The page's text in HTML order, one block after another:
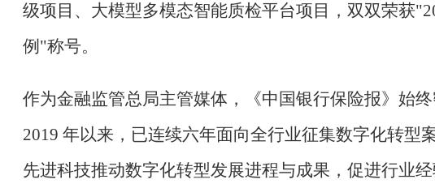
级项目、大模型多模态智能质检平台项目，双双荣获
例"称号。
作为金融监管总局主管媒体，《中国银行保险报》始
2019 年以来，已连续六年面向全行业征集数字化转型
先进科技推动数字化转型发展进程与成果，促进行业